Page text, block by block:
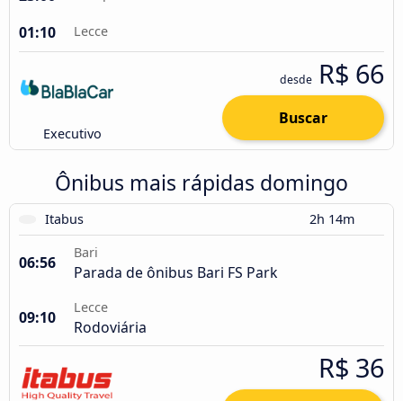
01:10 Lecce
Executivo
desde R$ 66
Buscar
Ônibus mais rápidas domingo
Itabus 2h 14m
06:56
Bari
Parada de ônibus Bari FS Park
09:10
Lecce
Rodoviária
R$ 36